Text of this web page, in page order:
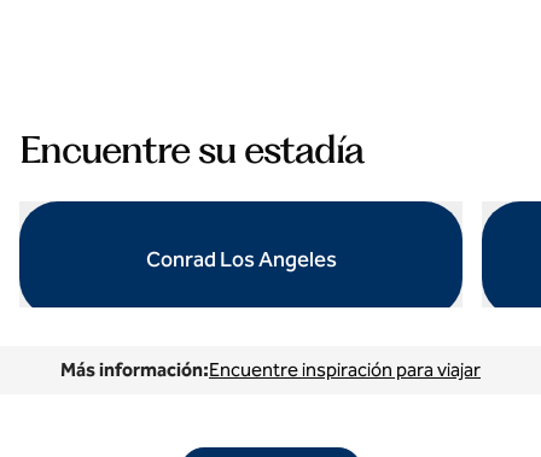
Encuentre su estadía
Conrad Los Angeles
Más información:Encuentre inspiración para viajar